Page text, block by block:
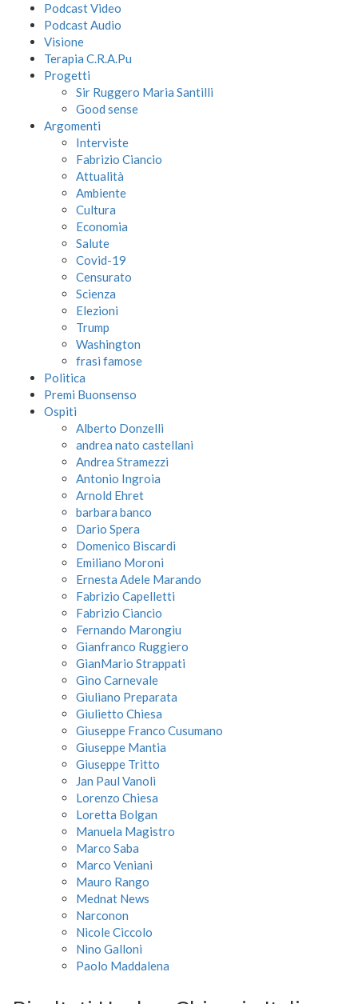
Podcast Video
Podcast Audio
Visione
Terapia C.R.A.Pu
Progetti
Sir Ruggero Maria Santilli
Good sense
Argomenti
Interviste
Fabrizio Ciancio
Attualità
Ambiente
Cultura
Economia
Salute
Covid-19
Censurato
Scienza
Elezioni
Trump
Washington
frasi famose
Politica
Premi Buonsenso
Ospiti
Alberto Donzelli
andrea nato castellani
Andrea Stramezzi
Antonio Ingroia
Arnold Ehret
barbara banco
Dario Spera
Domenico Biscardi
Emiliano Moroni
Ernesta Adele Marando
Fabrizio Capelletti
Fabrizio Ciancio
Fernando Marongiu
Gianfranco Ruggiero
GianMario Strappati
Gino Carnevale
Giuliano Preparata
Giulietto Chiesa
Giuseppe Franco Cusumano
Giuseppe Mantia
Giuseppe Tritto
Jan Paul Vanoli
Lorenzo Chiesa
Loretta Bolgan
Manuela Magistro
Marco Saba
Marco Veniani
Mauro Rango
Mednat News
Narconon
Nicole Ciccolo
Nino Galloni
Paolo Maddalena